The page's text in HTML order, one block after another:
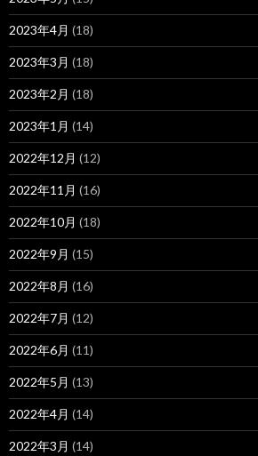
2023年4月 (18)
2023年3月 (18)
2023年2月 (18)
2023年1月 (14)
2022年12月 (12)
2022年11月 (16)
2022年10月 (18)
2022年9月 (15)
2022年8月 (16)
2022年7月 (12)
2022年6月 (11)
2022年5月 (13)
2022年4月 (14)
2022年3月 (14)